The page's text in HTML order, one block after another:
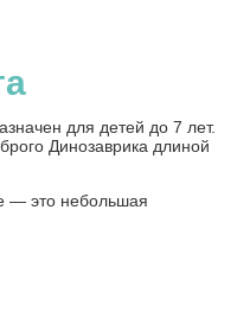
для детей до 7 лет.
Динозаврика длиной
— это небольшая